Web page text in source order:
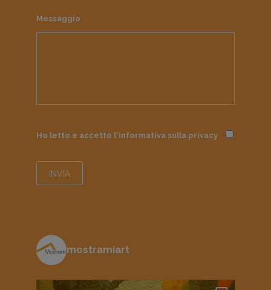
Messaggio
Ho letto e accetto l'informativa sulla privacy
mostramiart